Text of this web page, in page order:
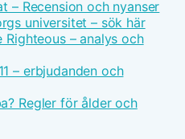
– Recension och nyanser
universitet – sök här
– analys och
– erbjudanden och
Regler för ålder och